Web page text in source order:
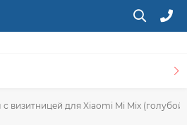
с визитницей для Xiaomi Mi Mix (голубой)